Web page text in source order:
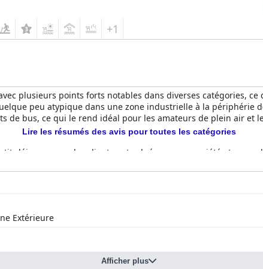
et propre, assurant un séjour mémorable aux clients.
+1
plusieurs points forts notables dans diverses catégories,
peu atypique dans une zone industrielle à la périphérie
de bus, ce qui le rend idéal pour les amateurs de plein air et
déjeuner, que les clients ont saluée pour sa variété et sa
commande, a été félicitée pour son goût délicieux et sa bonne
recevant également des notes élevées pour la qualité de la
considérées comme propres, spacieuses et confortables,
un point fort constant, tant les chambres que les espaces
son service exceptionnel, ce qui améliore considérablement
salle de sport impressionnante et des espaces piscine
comme un merveilleux atout, offrant une expérience
Lire les résumés des avis pour toutes les catégories
Extérieure
Afficher plus